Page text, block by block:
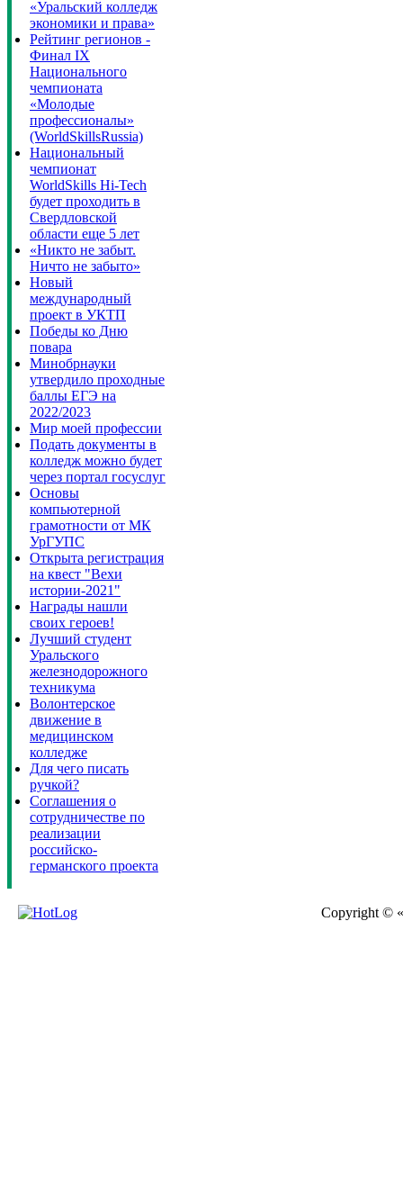
«Уральский колледж
экономики и права»
Рейтинг регионов -
Финал IX
Национального
чемпионата
«Молодые
профессионалы»
(WorldSkillsRussia)
Национальный
чемпионат
WorldSkills Hi-Tech
будет проходить в
Свердловской
области еще 5 лет
«Никто не забыт.
Ничто не забыто»
Новый
международный
проект в УКТП
Победы ко Дню
повара
Минобрнауки
утвердило проходные
баллы ЕГЭ на
2022/2023
Мир моей профессии
Подать документы в
колледж можно будет
через портал госуслуг
Основы
компьютерной
грамотности от МК
УрГУПС
Открыта регистрация
на квест "Вехи
истории-2021"
Награды нашли
своих героев!
Лучший студент
Уральского
железнодорожного
техникума
Волонтерское
движение в
медицинском
колледже
Для чего писать
ручкой?
Соглашения о
сотрудничестве по
реализации
российско-
германского проекта
Copyright ©